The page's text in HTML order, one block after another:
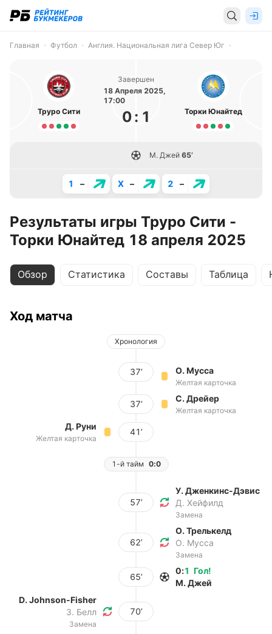
Главная Футбол Англия. Национальная лига Север Юг
Труро Сити
Завершен
18 Апреля 2025,
17:00
0: 1 Торки Юнайтед
М. Джей 65’
1 – X – 2 –
Результаты игры Труро Сити -
Торки Юнайтед 18 апреля 2025
Обзор Статистика Составы Таблица
Ход матча
Хронология
37’ О. Мусса
Желтая карточка
37’
С. Дрейер
Желтая карточка
Д. Руни
Желтая карточка
41’
1-й тайм 0:0
57’
У. Дженкинс-Дэвис
Д. Хейфилд
Замена
62’
О. Трелькелд
О. Мусса
Замена
65’
Гол!
0:1
М. Джей
D. Johnson-Fisher
З. Белл
Замена
70’